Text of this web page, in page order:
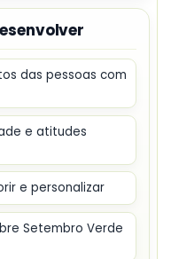
das pessoas com
e atitudes
e personalizar
Setembro Verde